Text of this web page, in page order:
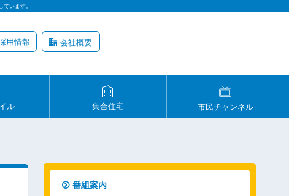
います。
用情報 会社概要
ル 集合住宅 市民チャンネル
番組案内